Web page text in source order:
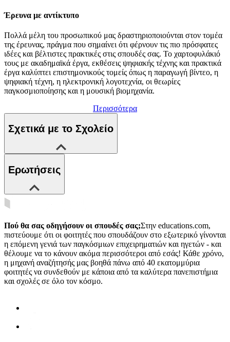
Έρευνα με αντίκτυπο
Πολλά μέλη του προσωπικού μας δραστηριοποιούνται στον τομέα
της έρευνας, πράγμα που σημαίνει ότι φέρνουν τις πιο πρόσφατες
ιδέες και βέλτιστες πρακτικές στις σπουδές σας. Το χαρτοφυλάκιό
τους με ακαδημαϊκά έργα, εκθέσεις ψηφιακής τέχνης και πρακτικά
έργα καλύπτει επιστημονικούς τομείς όπως η παραγωγή βίντεο, η
ψηφιακή τέχνη, η ηλεκτρονική λογοτεχνία, οι θεωρίες
παγκοσμιοποίησης και η μουσική βιομηχανία.
Περισσότερα
Σχετικά με το Σχολείο
Ερωτήσεις
Πού θα σας οδηγήσουν οι σπουδές σας;Στην educations.com,
πιστεύουμε ότι οι φοιτητές που σπουδάζουν στο εξωτερικό γίνονται
η επόμενη γενιά των παγκόσμιων επιχειρηματιών και ηγετών - και
θέλουμε να το κάνουν ακόμα περισσότεροι από εσάς! Κάθε χρόνο,
η μηχανή αναζήτησής μας βοηθά πάνω από 40 εκατομμύρια
φοιτητές να συνδεθούν με κάποια από τα καλύτερα πανεπιστήμια
και σχολές σε όλο τον κόσμο.